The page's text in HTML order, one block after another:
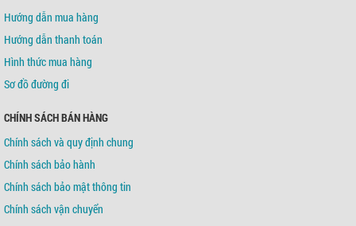
Hướng dẫn mua hàng
Hướng dẫn thanh toán
Hình thức mua hàng
Sơ đồ đường đi
CHÍNH SÁCH BÁN HÀNG
Chính sách và quy định chung
Chính sách bảo hành
Chính sách bảo mật thông tin
Chính sách vận chuyển